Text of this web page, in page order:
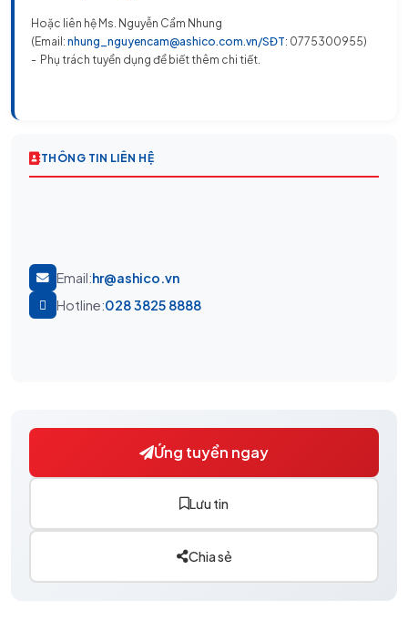
Hoặc liên hệ Ms. Nguyễn Cẩm Nhung
(Email: nhung_nguyencam@ashico.com.vn/SĐT: 0775300955)
- Phụ trách tuyển dụng để biết thêm chi tiết.
THÔNG TIN LIÊN HỆ
Email:hr@ashico.vn
Hotline:028 3825 8888
Ứng tuyển ngay
Lưu tin
Chia sẻ